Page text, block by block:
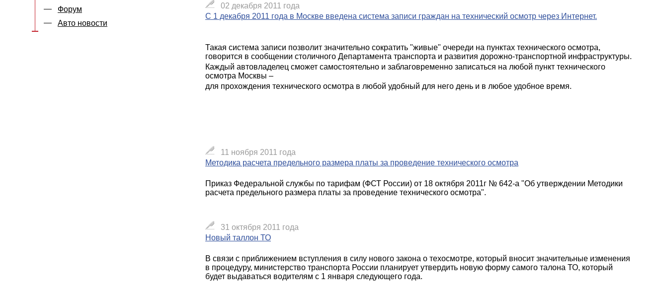
Форум
Авто новости
02 декабря 2011 года
С 1 декабря 2011 года в Москве введена система записи граждан на технический осмотр через Интернет.
Такая система записи позволит значительно сократить "живые" очереди на пунктах технического осмотра,
говорится в сообщении столичного Департамента транспорта и развития дорожно-транспортной инфраструктуры.
Каждый автовладелец сможет самостоятельно и заблаговременно записаться на любой пункт технического
осмотра Москвы –
для прохождения технического осмотра в любой удобный для него день и в любое удобное время.
11 ноября 2011 года
Методика расчета предельного размера платы за проведение технического осмотра
Приказ Федеральной службы по тарифам (ФСТ России) от 18 октября 2011г № 642-а "Об утверждении Методики
расчета предельного размера платы за проведение технического осмотра".
31 октября 2011 года
Новый таллон ТО
В связи с приближением вступления в силу нового закона о техосмотре, который вносит значительные изменения
в процедуру, министерство транспорта России планирует утвердить новую форму самого талона ТО, который
будет выдаваться водителям с 1 января следующего года.